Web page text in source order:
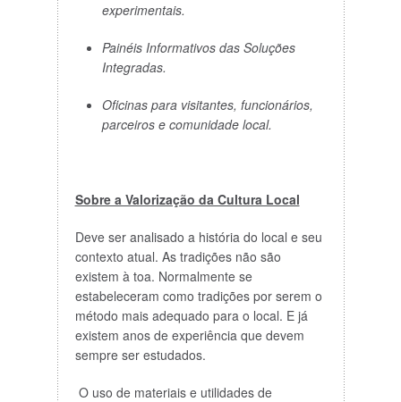
experimentais.
Painéis Informativos das Soluções
Integradas.
Oficinas para visitantes, funcionários,
parceiros e comunidade local.
Sobre a Valorização da Cultura Local
Deve ser analisado a história do local e seu
contexto atual. As tradições não são
existem à toa. Normalmente se
estabeleceram como tradições por serem o
método mais adequado para o local. E já
existem anos de experiência que devem
sempre ser estudados.
O uso de materiais e utilidades de